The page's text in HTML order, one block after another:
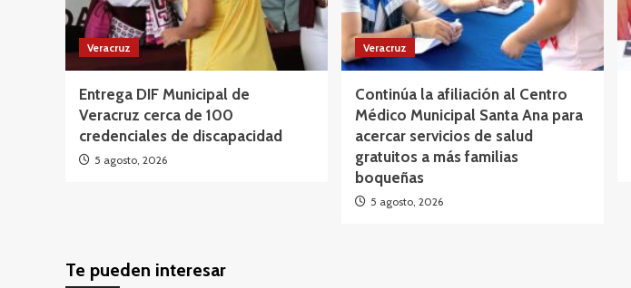
Veracruz
Entrega DIF Municipal de
Veracruz cerca de 100
credenciales de discapacidad
5 agosto, 2026
Veracruz
Continúa la afiliación al Centro
Médico Municipal Santa Ana para
acercar servicios de salud
gratuitos a más familias
boqueñas
5 agosto, 2026
Te pueden interesar